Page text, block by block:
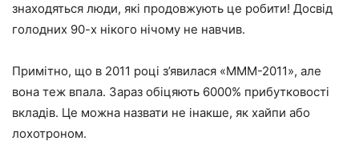
знаходяться люди, які продовжують це робити! Досвід
голодних 90-х нікого нічому не навчив.
Примітно, що в 2011 році з’явилася «МММ-2011», але
вона теж впала. Зараз обіцяють 6000% прибутковості
вкладів. Це можна назвати не інакше, як хайпи або
лохотроном.